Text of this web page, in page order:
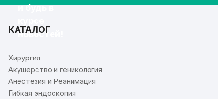
и будь в
новостей!
КАТАЛОГ
Хирургия
Акушерство и геникология
Анестезия и Реанимация
Гибкая эндоскопия